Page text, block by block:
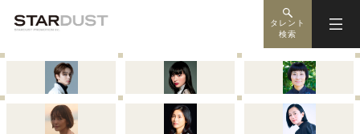
タレント
検索